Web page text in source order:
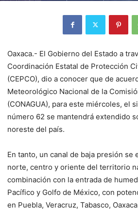
Oaxaca.- El Gobierno del Estado a
Coordinación Estatal de Protección
(CEPCO), dio a conocer que de
Meteorológico Nacional de la
(CONAGUA), para este miércoles, el
número 62 se mantendrá extendido
noreste del país.
En tanto, un canal de baja presión se
norte, centro y oriente del territorio
combinación con la entrada de
Pacífico y Golfo de México, con
en Puebla, Veracruz, Tabasco,